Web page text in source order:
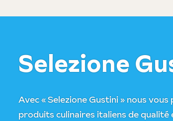
Selezione
Avec « Selezione Gustini » nous
produits culinaires italiens de qualité